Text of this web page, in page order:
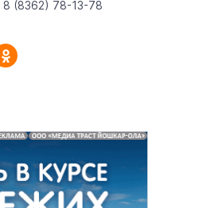
8 (8362) 78-13-78